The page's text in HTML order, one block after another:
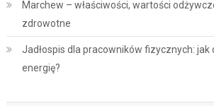
Marchew – właściwości, wartości
zdrowotne
Jadłospis dla pracowników fizycznych: jak
energię?